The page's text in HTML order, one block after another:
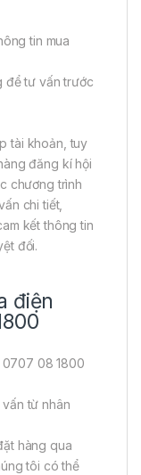
tin mua
để tư vấn trước
tài khoản, tuy
đăng kí hội
chương trình
chi tiết,
kết thông tin
đối.
điện
0707 08 1800
từ nhân
hàng qua
tôi có thể